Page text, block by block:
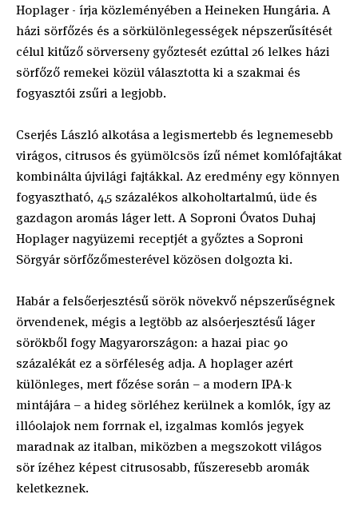
Hoplager - írja közleményében a Heineken Hungária. A
házi sörfőzés és a sörkülönlegességek népszerűsítését
célul kitűző sörverseny győztesét ezúttal 26 lelkes házi
sörfőző remekei közül választotta ki a szakmai és
fogyasztói zsűri a legjobb.
Cserjés László alkotása a legismertebb és legnemesebb
virágos, citrusos és gyümölcsös ízű német komlófajtákat
kombinálta újvilági fajtákkal. Az eredmény egy könnyen
fogyasztható, 4,5 százalékos alkoholtartalmú, üde és
gazdagon aromás láger lett. A Soproni Óvatos Duhaj
Hoplager nagyüzemi receptjét a győztes a Soproni
Sörgyár sörfőzőmesterével közösen dolgozta ki.
Habár a felsőerjesztésű sörök növekvő népszerűségnek
örvendenek, mégis a legtöbb az alsóerjesztésű láger
sörökből fogy Magyarországon: a hazai piac 90
százalékát ez a sörféleség adja. A hoplager azért
különleges, mert főzése során – a modern IPA-k
mintájára – a hideg sörléhez kerülnek a komlók, így az
illóolajok nem forrnak el, izgalmas komlós jegyek
maradnak az italban, miközben a megszokott világos
sör ízéhez képest citrusosabb, fűszeresebb aromák
keletkeznek.